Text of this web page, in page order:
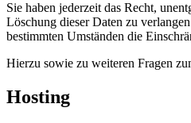
Sie haben jederzeit das Recht,
Löschung dieser Daten zu
bestimmten Umständen die
Hierzu sowie zu weiteren Fragen
Hosting